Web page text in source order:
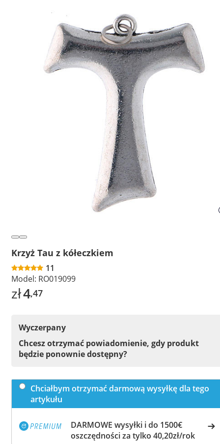
Krzyż Tau z kółeczkiem
11
Model: RO019099
zł4,47
Wyczerpany
Chcesz otrzymać powiadomienie, gdy produkt
będzie ponownie dostępny?
Chciałbym otrzymać darmową wysyłkę dla tego
artykułu
DARMOWE wysyłki i do 1500€
oszczędności za tylko 40,20zł/rok